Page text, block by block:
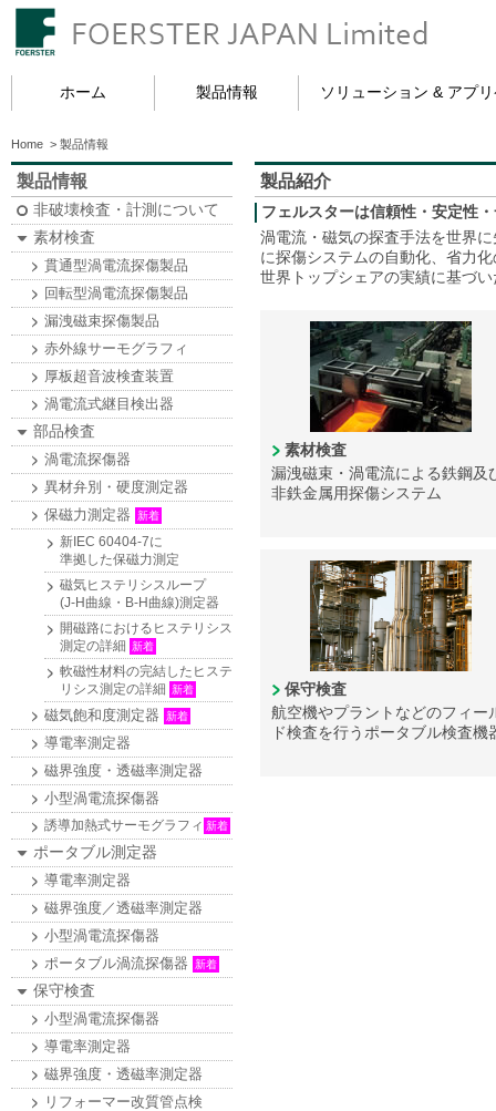
ホーム 製品情報 ソリューション & アプ
Home > 製品情報
製品情報
非破壊検査・計測について
素材検査
貫通型渦電流探傷製品
回転型渦電流探傷製品
漏洩磁束探傷製品
赤外線サーモグラフィ
厚板超音波検査装置
渦電流式継目検出器
部品検査
渦電流探傷器
異材弁別・硬度測定器
保磁力測定器
新着
新IEC 60404-7に
準拠した保磁力測定
磁気ヒステリシスループ
(J-H曲線・B-H曲線)測定器
開磁路におけるヒステリシス
測定の詳細 新着
軟磁性材料の完結したヒステ
リシス測定の詳細 新着
磁気飽和度測定器 新着
導電率測定器
磁界強度・透磁率測定器
小型渦電流探傷器
誘導加熱式サーモグラフィ 新着
ポータブル測定器
導電率測定器
磁界強度／透磁率測定器
小型渦電流探傷器
ポータブル渦流探傷器
新着
保守検査
小型渦電流探傷器
導電率測定器
磁界強度・透磁率測定器
リフォーマー改質管点検
製品紹介
フェルスターは信頼性・安定性
渦電流・磁気の探査手法を世界
に探傷システムの自動化、省力
世界トップシェアの実績に基づ
素材検査
漏洩磁束・渦電流による鉄鋼及
非鉄金属用探傷システム
保守検査
航空機やプラントなどのフィー
ド検査を行うポータブル検査機